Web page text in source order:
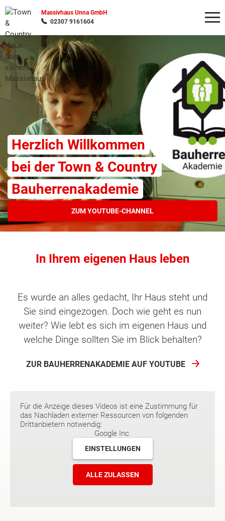
Massivhaus Unna GmbH
02307 9161604
Herzlich Willkommen
bei der Town & Country
Bauherrenakademie
ZUM YOUTUBE-CHANNEL
In Ihrem eigenen Haus leben
Es wurde an alles gedacht, Ihr Haus steht und
Sie sind eingezogen. Doch wie geht es nun
weiter? Wie lebt es sich im eigenen Haus und
welche Dinge sollten Sie im Blick behalten?
ZUR BAUHERRENAKADEMIE AUF YOUTUBE
Für die Anzeige dieses Videos ist eine Zustimmung für
das Nachladen externer Ressourcen von folgenden
Drittanbietern notwendig:
Google Inc.
EINSTELLUNGEN
ALLE ZULASSEN
Wonach möchten Sie suchen?